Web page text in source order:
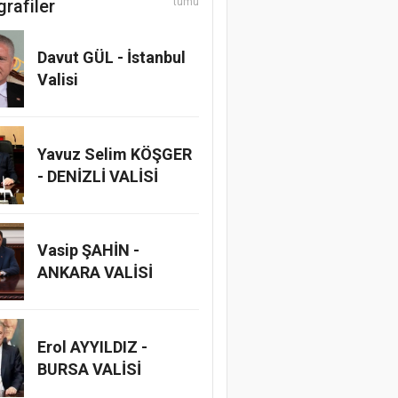
Davut GÜL - İstanbul
Valisi
Yavuz Selim KÖŞGER
- DENİZLİ VALİSİ
Vasip ŞAHİN -
ANKARA VALİSİ
Erol AYYILDIZ -
BURSA VALİSİ